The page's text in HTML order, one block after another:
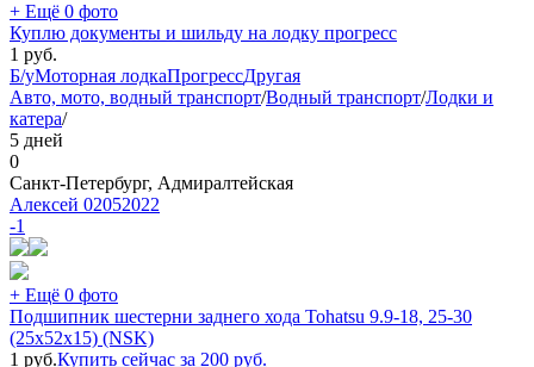
+ Ещё 0 фото
Куплю документы и шильду на лодку прогресс
1 руб.
Б/уМоторная лодкаПрогрессДругая
Авто, мото, водный транспорт/Водный транспорт/Лодки и
катера/
5 дней
0
Санкт-Петербург, Адмиралтейская
Алексей 02052022
-1
+ Ещё 0 фото
Подшипник шестерни заднего хода Tohatsu 9.9-18, 25-30
(25x52x15) (NSK)
1 руб.Купить сейчас за 200 руб.